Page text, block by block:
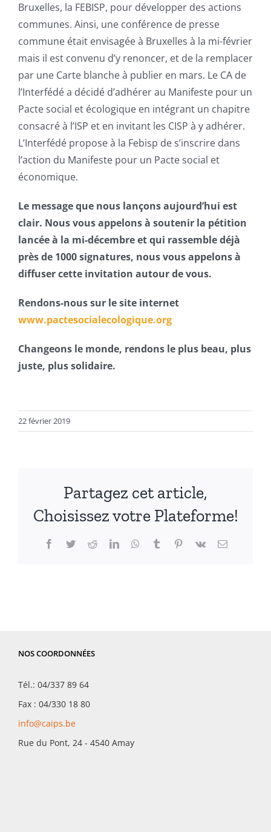
Bruxelles, la FEBISP, pour développer des actions
communes. Ainsi, une conférence de presse
commune était envisagée à Bruxelles à la mi-février
mais il est convenu d’y renoncer, et de la remplacer
par une Carte blanche à publier en mars. Le CA de
l’Interfédé a décidé d’adhérer au Manifeste pour un
Pacte social et écologique en intégrant un chapitre
consacré à l’ISP et en invitant les CISP à y adhérer.
L’Interfédé propose à la Febisp de s’inscrire dans
l’action du Manifeste pour un Pacte social et
économique.
Le message que nous lançons aujourd’hui est
clair. Nous vous appelons à soutenir la pétition
lancée à la mi-décembre et qui rassemble déjà
près de 1000 signatures, nous vous appelons à
diffuser cette invitation autour de vous.
Rendons-nous sur le site internet
www.pactesocialecologique.org
Changeons le monde, rendons le plus beau, plus
juste, plus solidaire.
22 février 2019
Partagez cet article,
Choisissez votre Plateforme!
Facebook
TwitterRedditLinkedInWhatsApp
TumblrPinterest
Vk Email
NOS COORDONNÉES
Tél.: 04/337 89 64
Fax : 04/330 18 80
info@caips.be
Rue du Pont, 24 - 4540 Amay